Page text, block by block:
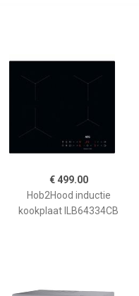
€ 499.00
Hob2Hood inductie
kookplaat ILB64334CB